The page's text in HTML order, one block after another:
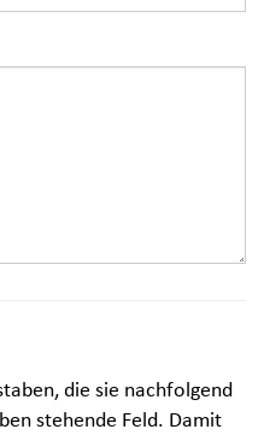
die sie nachfolgend
stehende Feld. Damit